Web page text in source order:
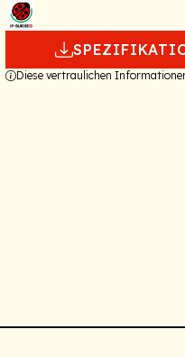
Diese vertraulichen